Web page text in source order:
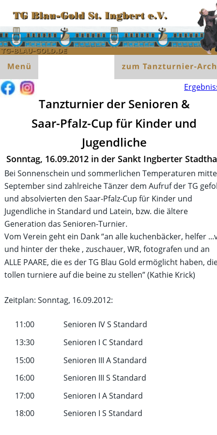
Tanzturnier der Senioren &
Saar-Pfalz-Cup für Kinder und
Jugendliche
Sonntag, 16.09.2012 in der Sankt Ingberter
Bei Sonnenschein und sommerlichen Temperaturen
September sind zahlreiche Tänzer dem Aufruf der TG
und absolvierten den Saar-Pfalz-Cup für Kinder und
Jugendliche in Standard und Latein, bzw. die ältere
Generation das Senioren-Turnier.
Vom Verein geht ein Dank “an alle kuchenbäcker, helfer
und hinter der theke , zuschauer, WR, fotografen und an
ALLE PAARE, die es der TG Blau Gold ermöglicht haben,
tollen turniere auf die beine zu stellen” (Kathie Krick)
Zeitplan: Sonntag, 16.09.2012:
11:00
Senioren IV S Standard
13:30
Senioren I C Standard
15:00
Senioren III A Standard
16:00
Senioren III S Standard
17:00
Senioren I A Standard
18:00
Senioren I S Standard